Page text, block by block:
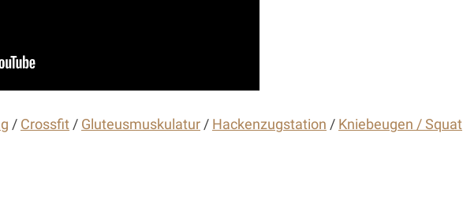
/ Crossfit / Gluteusmuskulatur / Hackenzugstation / Kniebeugen / Squat